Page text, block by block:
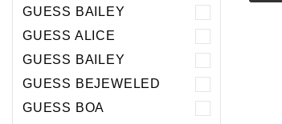
GUESS BAILEY
GUESS ALICE
GUESS BAILEY
GUESS BEJEWELED
GUESS BOA